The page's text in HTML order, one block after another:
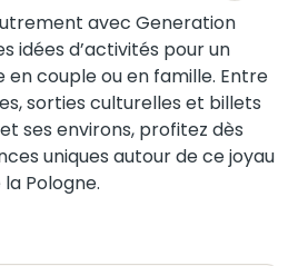
avec Generation
idées d’activités pour un
en couple ou en famille. Entre
sorties culturelles et billets
ses environs, profitez dès
uniques autour de ce joyau
Pologne.